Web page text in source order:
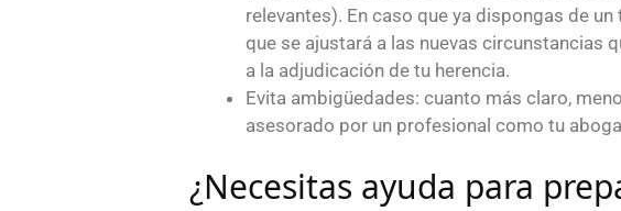
relevantes). En caso que ya dispongas de
que se ajustará a las nuevas circunstancias
a la adjudicación de tu herencia.
Evita ambigüedades: cuanto más claro,
asesorado por un profesional como tu
¿Necesitas ayuda para